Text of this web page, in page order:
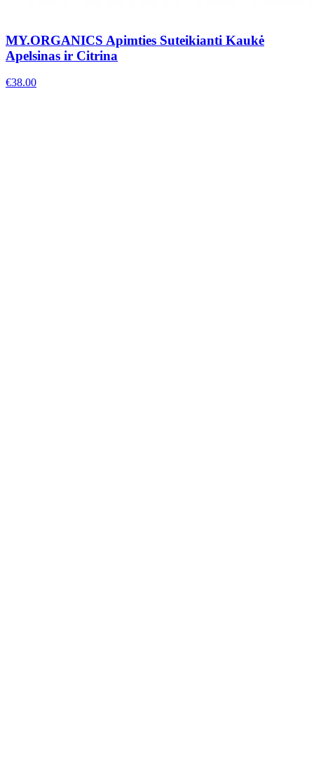
MY.ORGANICS Apimties Suteikianti Kaukė
Apelsinas ir Citrina
€38.00